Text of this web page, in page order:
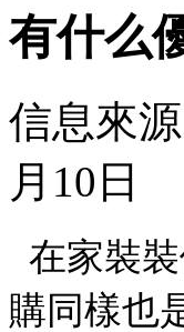
有什么
信息來源
月10日
在家裝
購同樣也是